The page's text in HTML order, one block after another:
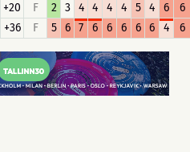
+20 F 2 3 4 4 4 4 5 4 6
6
+36 F 5 6 7 6 6 6 6 6 4 6